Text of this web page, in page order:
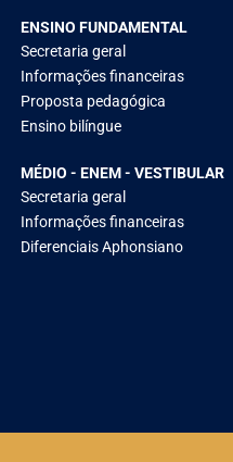
ENSINO FUNDAMENTAL
Secretaria geral
Informações financeiras
Proposta pedagógica
Ensino bilíngue
MÉDIO - ENEM - VESTIBULAR
Secretaria geral
Informações financeiras
Diferenciais Aphonsiano